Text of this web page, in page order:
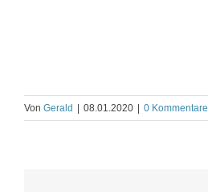
Von Gerald 08.01.2020 0 Kommentare